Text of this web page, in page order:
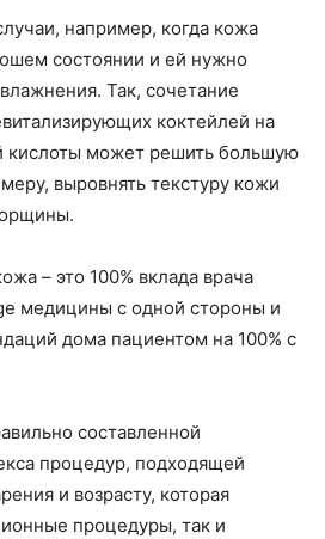
например, когда кожа
состоянии и ей нужно
Так, сочетание
коктейлей на
кислоты может решить большую
выровнять текстуру кожи
– это 100% вклада врача
медицины с одной стороны и
дома пациентом на 100% с
составленной
процедур, подходящей
и возрасту, которая
процедуры, так и